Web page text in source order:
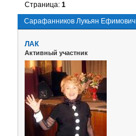
Сарафанников Лукьян Ефимович
Страница:1
ЛАК
Активный участник